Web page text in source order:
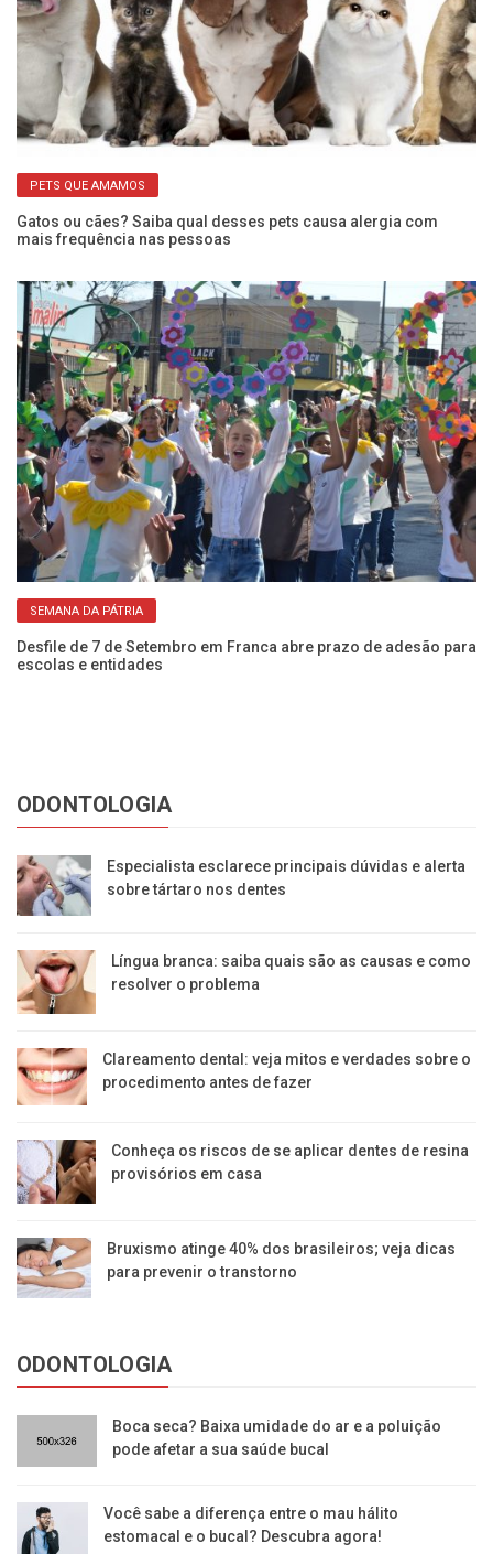
PETS QUE AMAMOS
Gatos ou cães? Saiba qual desses pets causa alergia com
mais frequência nas pessoas
SEMANA DA PÁTRIA
Desfile de 7 de Setembro em Franca abre prazo de adesão para
escolas e entidades
ODONTOLOGIA
Especialista esclarece principais dúvidas e alerta
sobre tártaro nos dentes
Língua branca: saiba quais são as causas e como
resolver o problema
Clareamento dental: veja mitos e verdades sobre o
procedimento antes de fazer
Conheça os riscos de se aplicar dentes de resina
provisórios em casa
Bruxismo atinge 40% dos brasileiros; veja dicas
para prevenir o transtorno
ODONTOLOGIA
Boca seca? Baixa umidade do ar e a poluição
pode afetar a sua saúde bucal
Você sabe a diferença entre o mau hálito
estomacal e o bucal? Descubra agora!